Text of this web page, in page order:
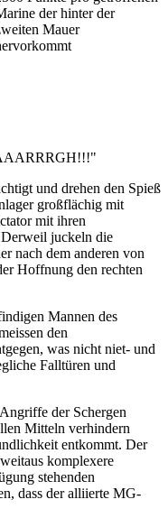
der hinter der
Mauer
und drehen den Spieß
großflächig mit
mit ihren
Derweil juckeln die
nach dem anderen von
Hoffnung den rechten
Mannen des
den
was nicht niet- und
Falltüren und
der Schergen
Mitteln verhindern
entkommt. Der
komplexere
stehenden
dass der alliierte MG-